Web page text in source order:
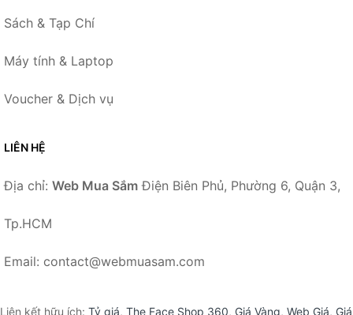
Sách & Tạp Chí
Máy tính & Laptop
Voucher & Dịch vụ
LIÊN HỆ
Địa chỉ: Web Mua Sắm Điện Biên Phủ, Phường 6, Quận 3,
Tp.HCM
Email: contact@webmuasam.com
Liên kết hữu ích: Tỷ giá, The Face Shop 360, Giá Vàng, Web Giá, Giá